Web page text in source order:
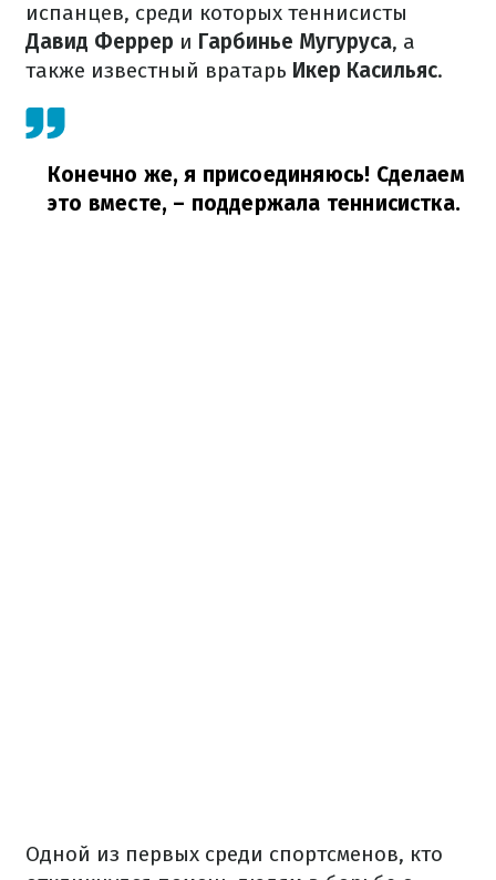
испанцев, среди которых теннисисты
Давид Феррер и Гарбинье Мугуруса, а
также известный вратарь Икер Касильяс.
Конечно же, я присоединяюсь! Сделаем
это вместе, – поддержала теннисистка.
Одной из первых среди спортсменов, кто